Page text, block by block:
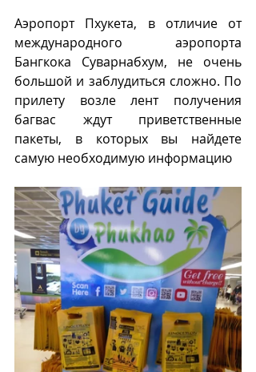
Аэропорт Пхукета, в отличие от
международного аэропорта
Бангкока Суварнабхум, не очень
большой и заблудиться сложно. По
прилету возле лент получения
багвас ждут приветственные
пакеты, в которых вы найдете
самую необходимую информацию